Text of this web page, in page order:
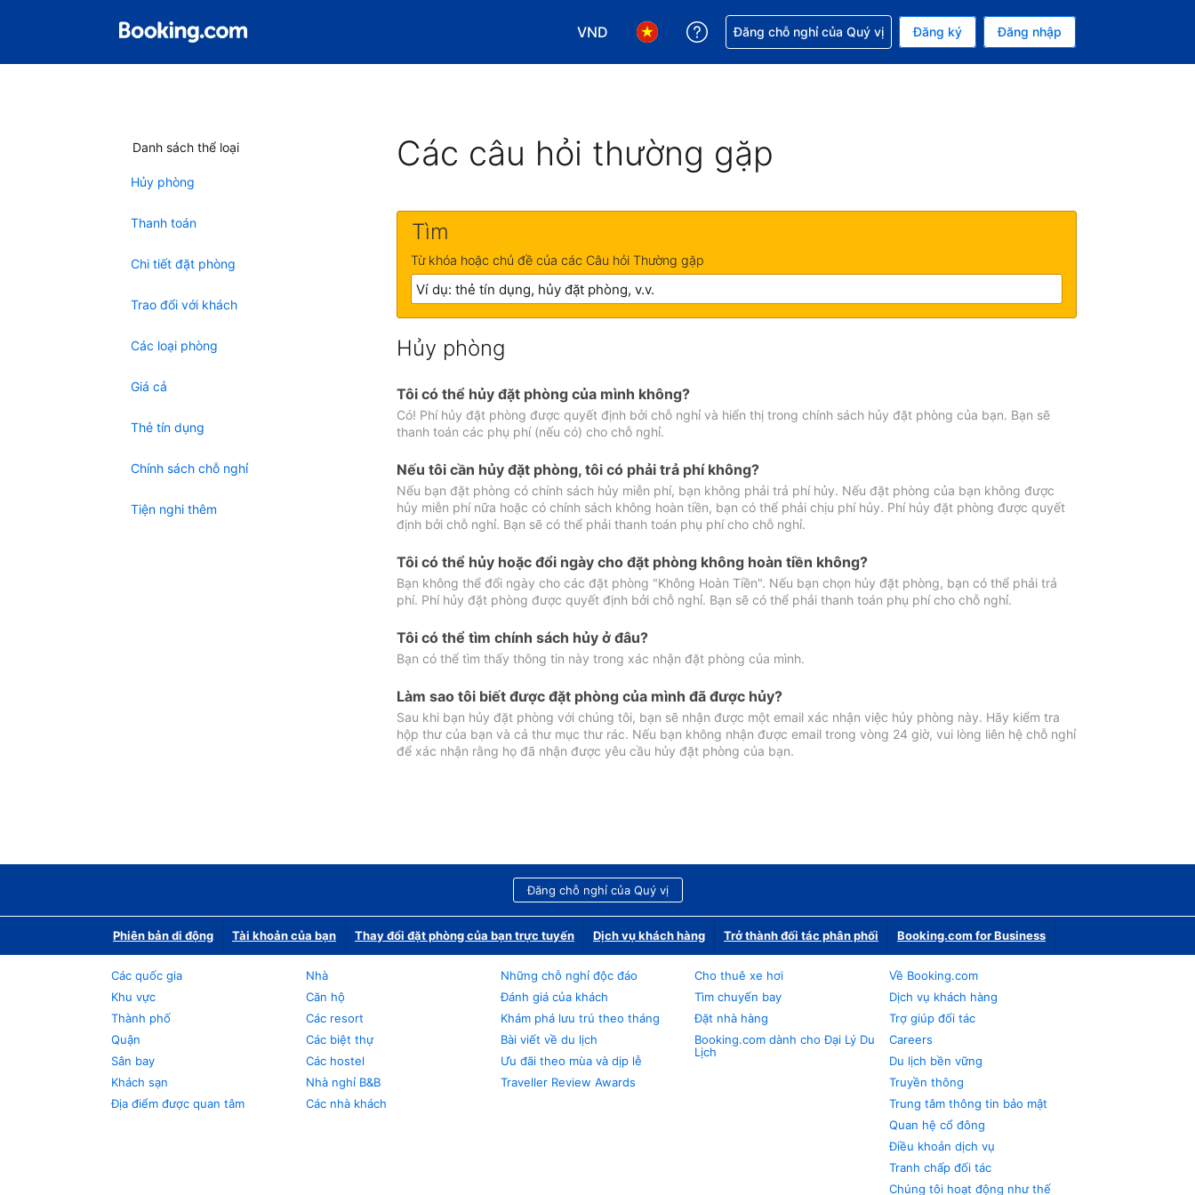
VND
Chọn loại tiền tệ của bạn. Loại tiền tệ hiện tại của bạn là Đồng
Chọn ngôn ngữ của bạn. Ngôn ngữ hiện tại của bạn là Tiếng Việt
Nhận trợ giúp với đặt chỗ
Đăng chỗ nghỉ của Quý vị Đăng ký Đăng nhập
Danh sách thể loại
Hủy phòng
Thanh toán
Chi tiết đặt phòng
Trao đổi với khách
Các loại phòng
Giá cả
Thẻ tín dụng
Chính sách chỗ nghỉ
Tiện nghi thêm
Các câu hỏi thường gặp
Tìm
Từ khóa hoặc chủ đề của các Câu hỏi Thường gặp
Hủy phòng
Tôi có thể hủy đặt phòng của mình không?
Có! Phí hủy đặt phòng được quyết định bởi chỗ nghỉ và hiển thị trong chính sách hủy đặt phòng của bạn. Bạn sẽ
thanh toán các phụ phí (nếu có) cho chỗ nghỉ.
Nếu tôi cần hủy đặt phòng, tôi có phải trả phí không?
Nếu bạn đặt phòng có chính sách hủy miễn phí, bạn không phải trả phí hủy. Nếu đặt phòng của bạn không được
hủy miễn phí nữa hoặc có chính sách không hoàn tiền, bạn có thể phải chịu phí hủy. Phí hủy đặt phòng được quyết
định bởi chỗ nghỉ. Bạn sẽ có thể phải thanh toán phụ phí cho chỗ nghỉ.
Tôi có thể hủy hoặc đổi ngày cho đặt phòng không hoàn tiền không?
Bạn không thể đổi ngày cho các đặt phòng "Không Hoàn Tiền". Nếu bạn chọn hủy đặt phòng, bạn có thể phải trả
phí. Phí hủy đặt phòng được quyết định bởi chỗ nghỉ. Bạn sẽ có thể phải thanh toán phụ phí cho chỗ nghỉ.
Tôi có thể tìm chính sách hủy ở đâu?
Bạn có thể tìm thấy thông tin này trong xác nhận đặt phòng của mình.
Làm sao tôi biết được đặt phòng của mình đã được hủy?
Sau khi bạn hủy đặt phòng với chúng tôi, bạn sẽ nhận được một email xác nhận việc hủy phòng này. Hãy kiểm tra
hộp thư của bạn và cả thư mục thư rác. Nếu bạn không nhận được email trong vòng 24 giờ, vui lòng liên hệ chỗ nghỉ
để xác nhận rằng họ đã nhận được yêu cầu hủy đặt phòng của bạn.
Đăng chỗ nghỉ của Quý vị
Phiên bản di động Tài khoản của bạn Thay đổi đặt phòng của bạn trực tuyến Dịch vụ khách hàng Trở thành đối tác phân phối Booking.com for Business
Các quốc gia
Khu vực
Thành phố
Quận
Sân bay
Khách sạn
Địa điểm được quan tâm
Nhà
Căn hộ
Các resort
Các biệt thự
Các hostel
Nhà nghỉ B&B
Các nhà khách
Những chỗ nghỉ độc đáo
Đánh giá của khách
Khám phá lưu trú theo tháng
Bài viết về du lịch
Ưu đãi theo mùa và dịp lễ
Traveller Review Awards
Cho thuê xe hơi
Tìm chuyến bay
Đặt nhà hàng
Booking.com dành cho Đại Lý Du
Lịch
Về Booking.com
Dịch vụ khách hàng
Trợ giúp đối tác
Careers
Du lịch bền vững
Truyền thông
Trung tâm thông tin bảo mật
Quan hệ cổ đông
Điều khoản dịch vụ
Tranh chấp đối tác
Chúng tôi hoạt động như thế